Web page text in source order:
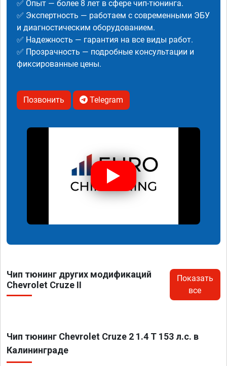
✅ Опыт — более 8 лет в сфере чип-тюнинга.
✅ Экспертность — работаем с современными ЭБУ
и диагностическим оборудованием.
✅ Надежность — гарантия на все виды работ.
✅ Прозрачность — подробные консультации и
фиксированные цены.
Позвонить Telegram
Чип тюнинг других модификаций
Chevrolet Cruze II
Показать
все
Чип тюнинг Chevrolet Cruze 2 1.4 T 153 л.с. в
Калининграде